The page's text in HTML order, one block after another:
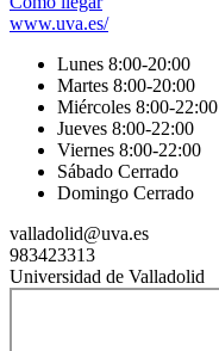
www.uva.es/
Lunes 8:00-20:00
Martes 8:00-20:00
Miércoles 8:00-22:00
Jueves 8:00-22:00
Viernes 8:00-22:00
Sábado Cerrado
Domingo Cerrado
valladolid@uva.es
983423313
Universidad de Valladolid